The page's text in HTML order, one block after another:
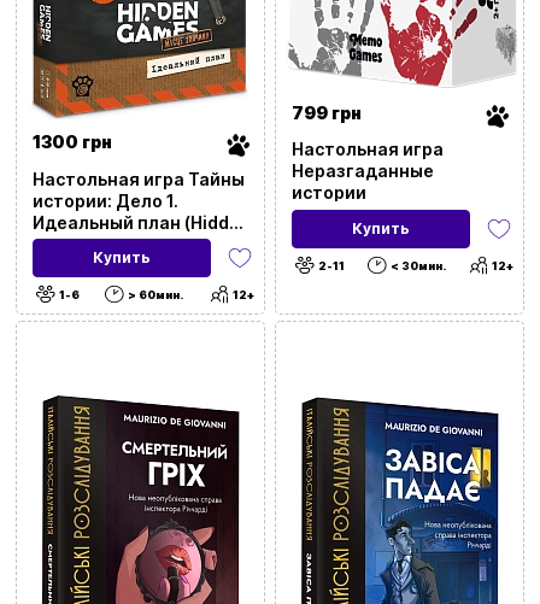
1300 грн
Настольная игра Тайны
истории: Дело 1.
Идеальный план (Hidden
Games)
Купить
1-6 > 60мин. 12+
799 грн
Настольная игра
Неразгаданные
истории
Купить
2-11 < 30мин. 12+